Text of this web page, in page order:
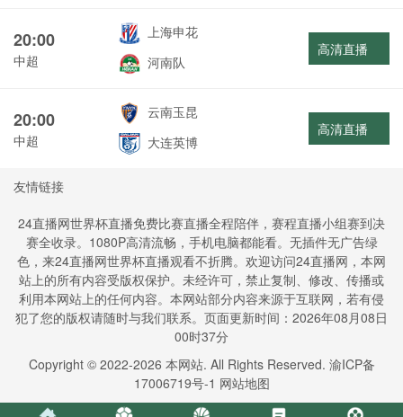
20:00
中超
上海申花
河南队
高清直播
20:00
中超
云南玉昆
大连英博
高清直播
友情链接
24直播网世界杯直播免费比赛直播全程陪伴，赛程直播小组赛到决
赛全收录。1080P高清流畅，手机电脑都能看。无插件无广告绿
色，来24直播网世界杯直播观看不折腾。欢迎访问24直播网，本网
站上的所有内容受版权保护。未经许可，禁止复制、修改、传播或
利用本网站上的任何内容。本网站部分内容来源于互联网，若有侵
犯了您的版权请随时与我们联系。页面更新时间：2026年08月08日
00时37分
Copyright © 2022-2026 本网站. All Rights Reserved. 渝ICP备
17006719号-1 网站地图